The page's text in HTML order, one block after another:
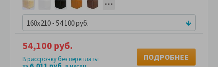
160x210 - 54 100 руб.
54,100 руб.
В рассрочку без переплаты
ПОДРОБНЕЕ